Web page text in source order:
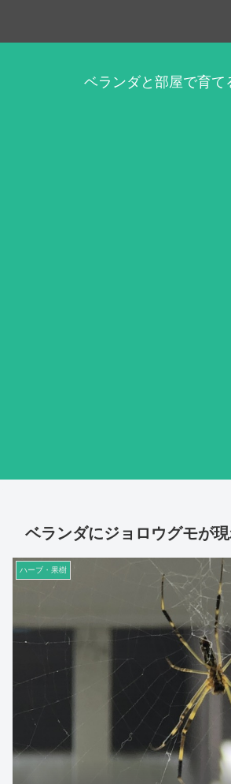
ベランダと部屋で育て
ベランダにジョロウグモが
ハーブ・果樹